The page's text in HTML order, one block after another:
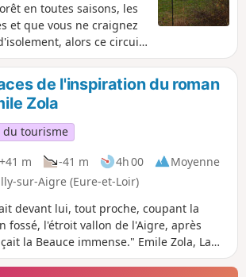
en toutes saisons, les
et que vous ne craignez
alors ce circuit
de l'inspiration du roman
Zola
du tourisme
+41 m -41 m 4h 00
Moyenne
sur-Aigre (Eure-et-Loir)
devant lui, tout proche, coupant la
fossé, l'étroit vallon de l'Aigre, après
la Beauce immense." Emile Zola, La
étant née en Eure-et-Loir, c'est dans ce